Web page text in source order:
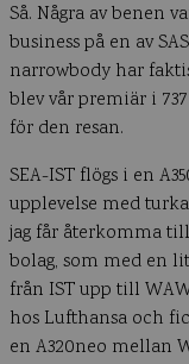
Så. Några av benen
business på en av
narrowbody har
blev vår premiär i
för den resan.
SEA-IST flögs i en
upplevelse med
jag får återkomma
bolag, som med en
från IST upp till
hos Lufthansa och
en A320neo mellan